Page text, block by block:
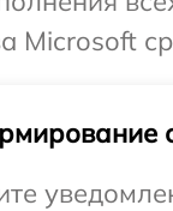
Microsoft